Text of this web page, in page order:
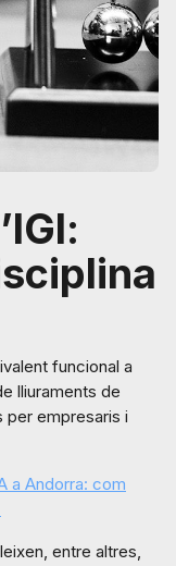
funcional a
lliuraments de
empresaris i
a Andorra: com
entre altres,